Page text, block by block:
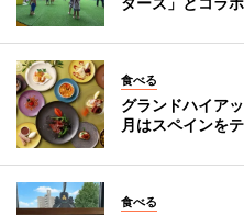
食べる
グランドハイア
月はスペインを
食べる